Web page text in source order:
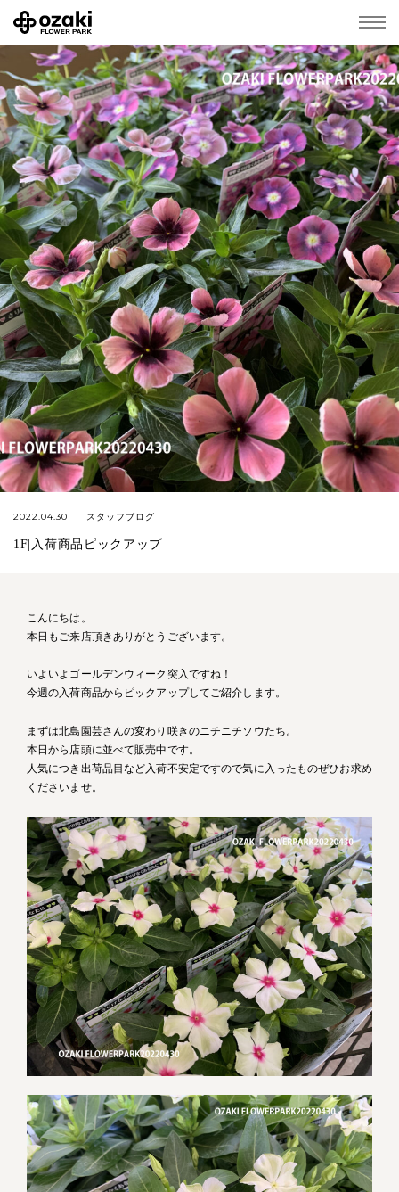
2022.04.30 スタッフブログ
1F|入荷商品ピックアップ
こんにちは。
本日もご来店頂きありがとうございます。
いよいよゴールデンウィーク突入ですね！
今週の入荷商品からピックアップしてご紹介します。
まずは北島園芸さんの変わり咲きのニチニチソウたち。
本日から店頭に並べて販売中です。
人気につき出荷品目など入荷不安定ですので気に入ったものぜひお求め
くださいませ。